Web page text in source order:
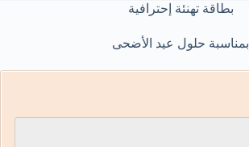
بطاقة تهنئة إحترافية
بمناسبة حلول عيد الأضحى